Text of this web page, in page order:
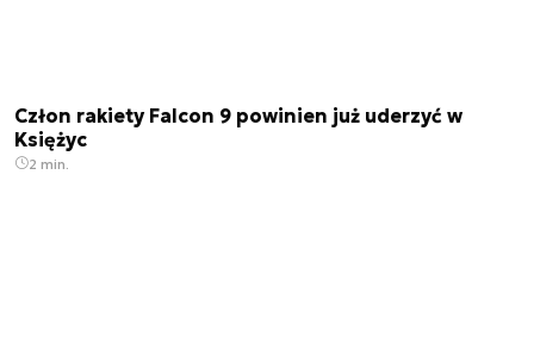
Człon rakiety Falcon 9 powinien już uderzyć w
Księżyc
2 min.